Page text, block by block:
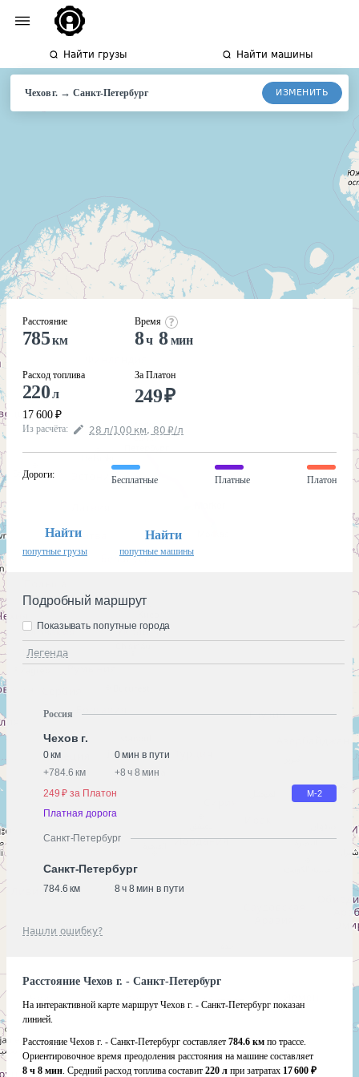
Найти грузы Найти машины
Чехов г. → Санкт-Петербург ИЗМЕНИТЬ
Расстояние
785км
Расход топлива
220л
17 600 ₽
Время
8ч 8мин
За Платон
249₽
Из расчёта: 28 л/100 км, 80 ₽/л
Дороги:
Бесплатные Платные Платон
Найти
попутные грузы
Найти
попутные машины
Подробный маршрут
Легенда
Показывать попутные города
Россия
Чехов г.
0 км
0 мин в пути
+784.6 км +8 ч 8 мин
249 ₽ за Платон
М-2
Платная дорога
Санкт-Петербург
Санкт-Петербург
784.6 км 8 ч 8 мин в пути
Нашли ошибку?
Расстояние Чехов г. - Санкт-Петербург
На интерактивной карте маршрут Чехов г. - Санкт-Петербург показан
линией.
Расстояние Чехов г. - Санкт-Петербург составляет 784.6 км по трассе.
Ориентировочное время преодоления расстояния на машине составляет
8 ч 8 мин. Средний расход топлива составит 220 л при затратах 17 600 ₽